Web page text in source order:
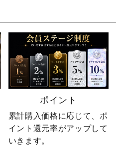
ポイント
累計購入価格に応じて、ポ
イント還元率がアップして
いきます。